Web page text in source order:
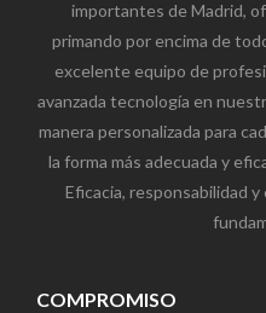
importantes de Madrid,
primando por encima de
excelente equipo de
avanzada tecnología en
manera personalizada para
la forma más adecuada y
Eficacia, responsabilidad
COMPROMISO